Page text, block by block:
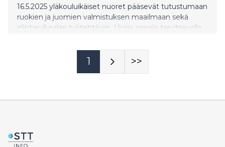
16.5.2025 yläkouluikäiset nuoret pääsevät tutustumaan
ruokien ja juomien valmistuksen maailmaan sekä
elintarvikealan työtehtäviin. Uusia osaajia tarvitsevalle
tärkeää, sillä vaikka ruoka on tuttu, ruoka-ala ei.
1 >>